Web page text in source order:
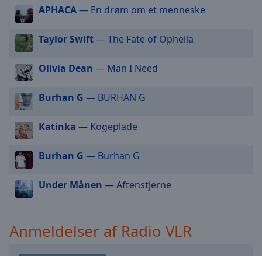
This
modal
window.
Beginning
dialog
window.
Escape
cancel
and
close
Text
Color
APHACA— En drøm om et menneske
Taylor Swift— The Fate of Ophelia
Olivia Dean — Man I Need
Burhan G — BURHAN G
Katinka — Kogeplade
Burhan G — Burhan G
Under Månen — Aftenstjerne
Anmeldelser af Radio VLR